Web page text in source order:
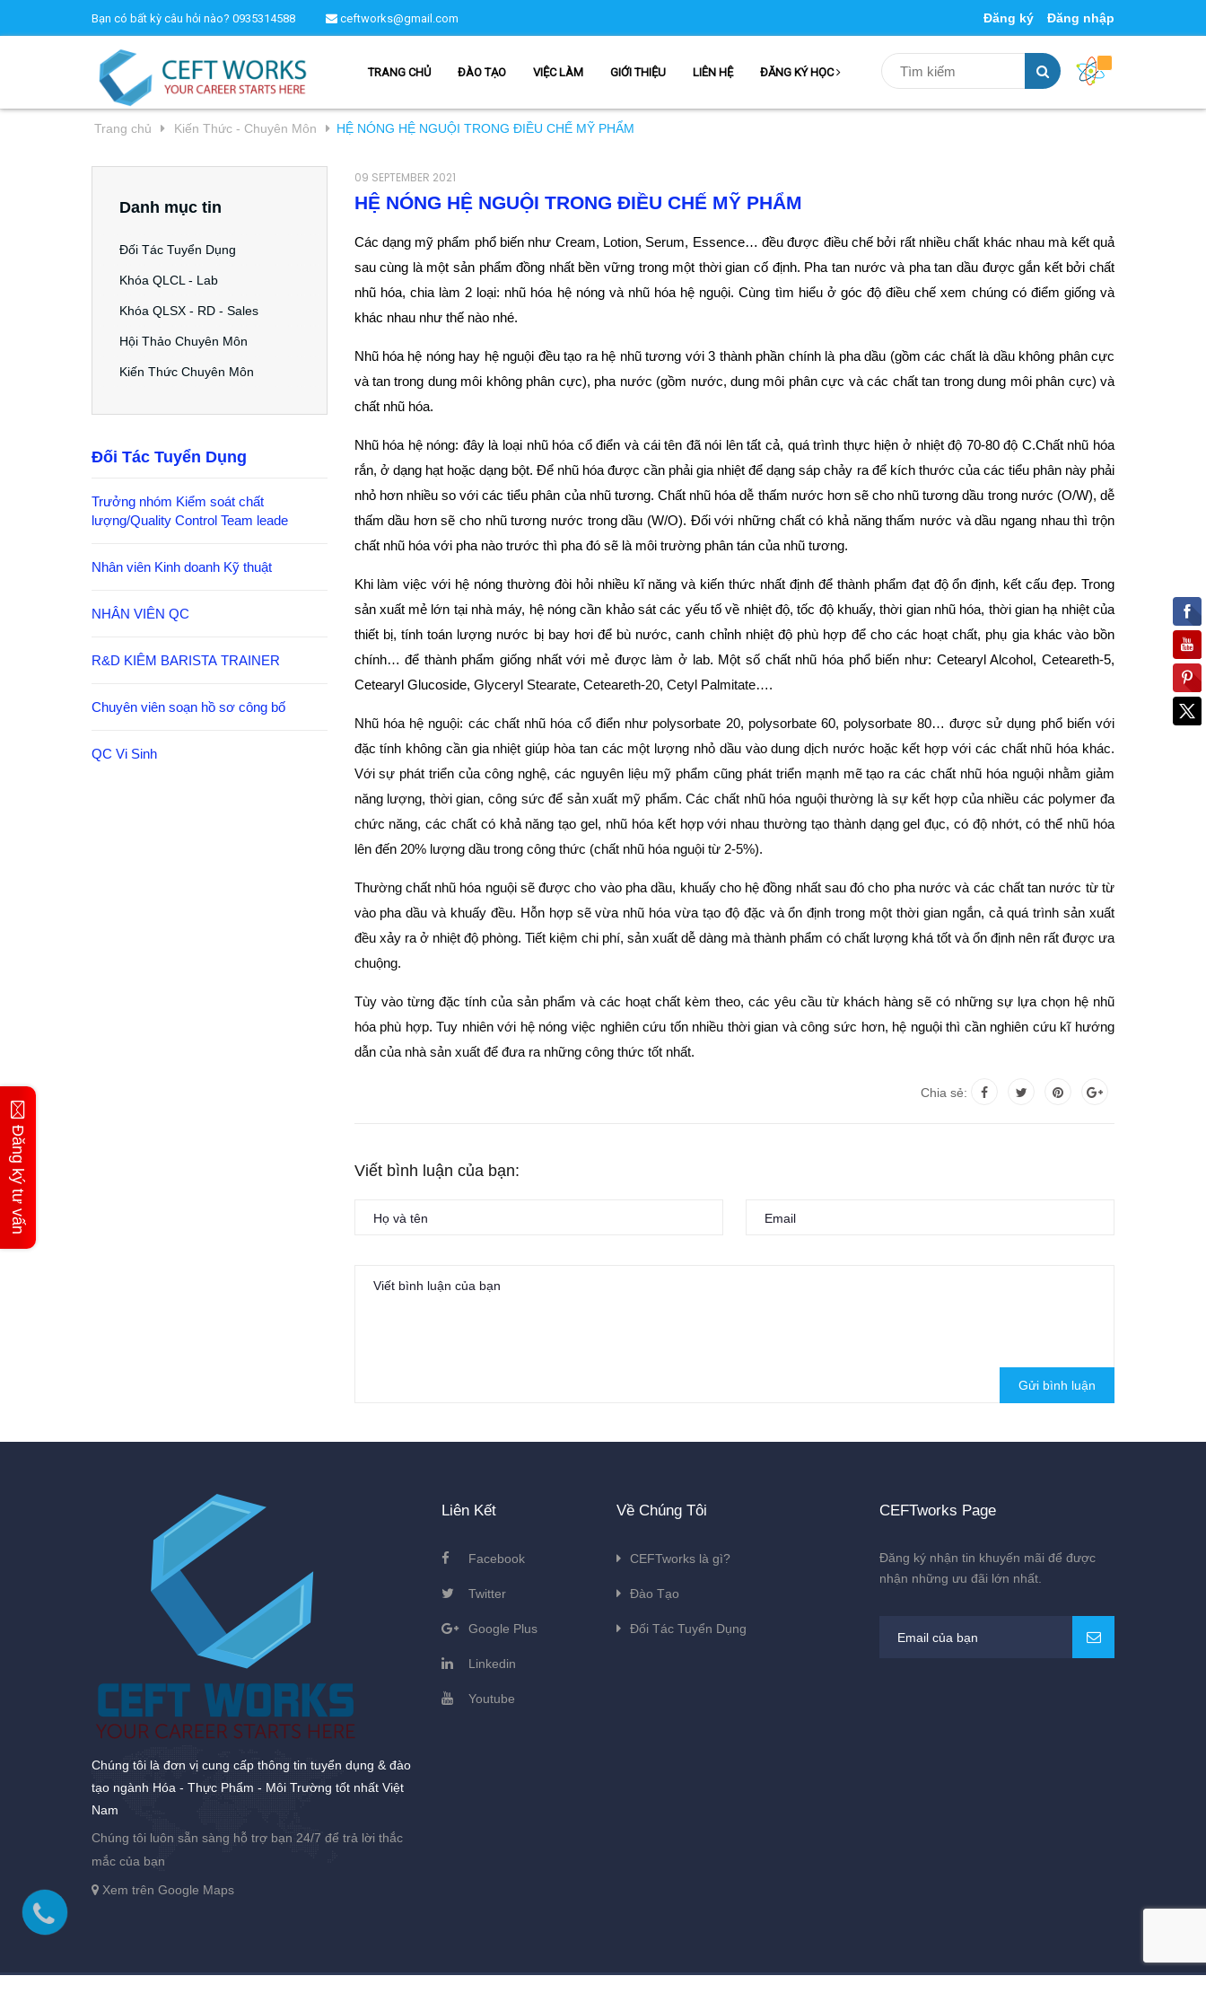
Bạn có bất kỳ câu hỏi nào? 0935314588 ceftworks@gmail.com Đăng ký Đăng nhập
TRANG CHỦ ĐÀO TẠO VIỆC LÀM GIỚI THIỆU LIÊN HỆ ĐĂNG KÝ HỌC
Trang chủ Kiến Thức - Chuyên Môn HỆ NÓNG HỆ NGUỘI TRONG ĐIỀU CHẾ MỸ PHẨM
09 SEPTEMBER 2021
HỆ NÓNG HỆ NGUỘI TRONG ĐIỀU CHẾ MỸ PHẨM
Các dạng mỹ phẩm phổ biến như Cream, Lotion, Serum, Essence… đều được điều chế bởi rất nhiều chất khác nhau mà kết quả
sau cùng là một sản phẩm đồng nhất bền vững trong một thời gian cố định. Pha tan nước và pha tan dầu được gắn kết bởi chất
nhũ hóa, chia làm 2 loại: nhũ hóa hệ nóng và nhũ hóa hệ nguội. Cùng tìm hiểu ở góc độ điều chế xem chúng có điểm giống và
khác nhau như thế nào nhé.
Nhũ hóa hệ nóng hay hệ nguội đều tạo ra hệ nhũ tương với 3 thành phần chính là pha dầu (gồm các chất là dầu không phân cực
và tan trong dung môi không phân cực), pha nước (gồm nước, dung môi phân cực và các chất tan trong dung môi phân cực) và
chất nhũ hóa.
Nhũ hóa hệ nóng: đây là loại nhũ hóa cổ điển và cái tên đã nói lên tất cả, quá trình thực hiện ở nhiệt độ 70-80 độ C.Chất nhũ hóa
rắn, ở dạng hạt hoặc dạng bột. Để nhũ hóa được cần phải gia nhiệt để dạng sáp chảy ra để kích thước của các tiểu phân này phải
nhỏ hơn nhiều so với các tiểu phân của nhũ tương. Chất nhũ hóa dễ thấm nước hơn sẽ cho nhũ tương dầu trong nước (O/W), dễ
thấm dầu hơn sẽ cho nhũ tương nước trong dầu (W/O). Đối với những chất có khả năng thấm nước và dầu ngang nhau thì trộn
chất nhũ hóa với pha nào trước thì pha đó sẽ là môi trường phân tán của nhũ tương.
Khi làm việc với hệ nóng thường đòi hỏi nhiều kĩ năng và kiến thức nhất định để thành phẩm đạt độ ổn định, kết cấu đẹp. Trong
sản xuất mẻ lớn tại nhà máy, hệ nóng cần khảo sát các yếu tố về nhiệt độ, tốc độ khuấy, thời gian nhũ hóa, thời gian hạ nhiệt của
thiết bị, tính toán lượng nước bị bay hơi để bù nước, canh chỉnh nhiệt độ phù hợp để cho các hoạt chất, phụ gia khác vào bồn
chính… để thành phẩm giống nhất với mẻ được làm ở lab. Một số chất nhũ hóa phổ biến như: Cetearyl Alcohol, Ceteareth-5,
Cetearyl Glucoside, Glyceryl Stearate, Ceteareth-20, Cetyl Palmitate….
Nhũ hóa hệ nguội: các chất nhũ hóa cổ điển như polysorbate 20, polysorbate 60, polysorbate 80… được sử dụng phổ biến với
đặc tính không cần gia nhiệt giúp hòa tan các một lượng nhỏ dầu vào dung dịch nước hoặc kết hợp với các chất nhũ hóa khác.
Với sự phát triển của công nghệ, các nguyên liệu mỹ phẩm cũng phát triển mạnh mẽ tạo ra các chất nhũ hóa nguội nhằm giảm
năng lượng, thời gian, công sức để sản xuất mỹ phẩm. Các chất nhũ hóa nguội thường là sự kết hợp của nhiều các polymer đa
chức năng, các chất có khả năng tạo gel, nhũ hóa kết hợp với nhau thường tạo thành dạng gel đục, có độ nhớt, có thể nhũ hóa
lên đến 20% lượng dầu trong công thức (chất nhũ hóa nguội từ 2-5%).
Thường chất nhũ hóa nguội sẽ được cho vào pha dầu, khuấy cho hệ đồng nhất sau đó cho pha nước và các chất tan nước từ từ
vào pha dầu và khuấy đều. Hỗn hợp sẽ vừa nhũ hóa vừa tạo độ đặc và ổn định trong một thời gian ngắn, cả quá trình sản xuất
đều xảy ra ở nhiệt độ phòng. Tiết kiệm chi phí, sản xuất dễ dàng mà thành phẩm có chất lượng khá tốt và ổn định nên rất được ưa
chuộng.
Tùy vào từng đặc tính của sản phẩm và các hoạt chất kèm theo, các yêu cầu từ khách hàng sẽ có những sự lựa chọn hệ nhũ
hóa phù hợp. Tuy nhiên với hệ nóng việc nghiên cứu tốn nhiều thời gian và công sức hơn, hệ nguội thì cần nghiên cứu kĩ hướng
dẫn của nhà sản xuất để đưa ra những công thức tốt nhất.
Chia sẻ:
Viết bình luận của bạn:
Gửi bình luận
Danh mục tin
Đối Tác Tuyển Dụng
Khóa QLCL - Lab
Khóa QLSX - RD - Sales
Hội Thảo Chuyên Môn
Kiến Thức Chuyên Môn
Đối Tác Tuyển Dụng
Trưởng nhóm Kiểm soát chất
lượng/Quality Control Team leade
Nhân viên Kinh doanh Kỹ thuật
NHÂN VIÊN QC
R&D KIÊM BARISTA TRAINER
Chuyên viên soạn hồ sơ công bố
QC Vi Sinh
Chúng tôi là đơn vị cung cấp thông tin tuyển dụng & đào
tạo ngành Hóa - Thực Phẩm - Môi Trường tốt nhất Việt
Nam
Chúng tôi luôn sẵn sàng hỗ trợ bạn 24/7 để trả lời thắc
mắc của bạn
Xem trên Google Maps
Liên Kết
Facebook
Twitter
Google Plus
Linkedin
Youtube
Về Chúng Tôi
CEFTworks là gì?
Đào Tạo
Đối Tác Tuyển Dụng
CEFTworks Page
Đăng ký nhận tin khuyến mãi để được
nhận những ưu đãi lớn nhất.
Đăng ký tư vấn